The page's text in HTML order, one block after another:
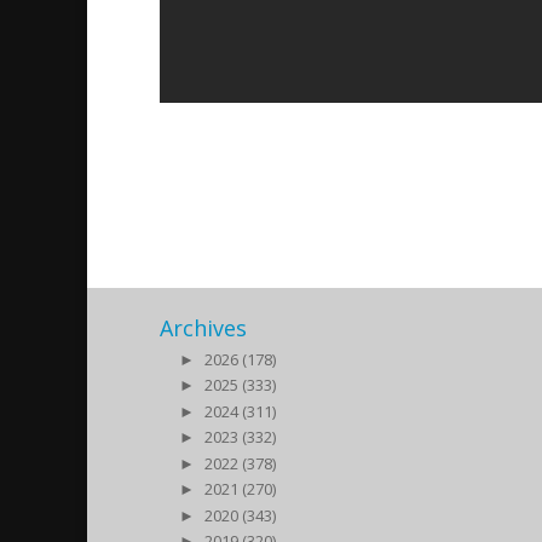
Archives
►
2026 (178)
►
2025 (333)
►
2024 (311)
►
2023 (332)
►
2022 (378)
►
2021 (270)
►
2020 (343)